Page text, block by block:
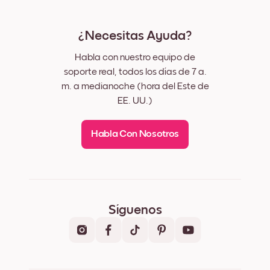
¿Necesitas Ayuda?
Habla con nuestro equipo de
soporte real, todos los días de 7 a.
m. a medianoche (hora del Este de
EE. UU.)
Habla Con Nosotros
Síguenos